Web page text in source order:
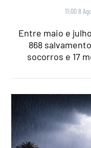
11:00 8
Entre maio e
868
socorros e 17